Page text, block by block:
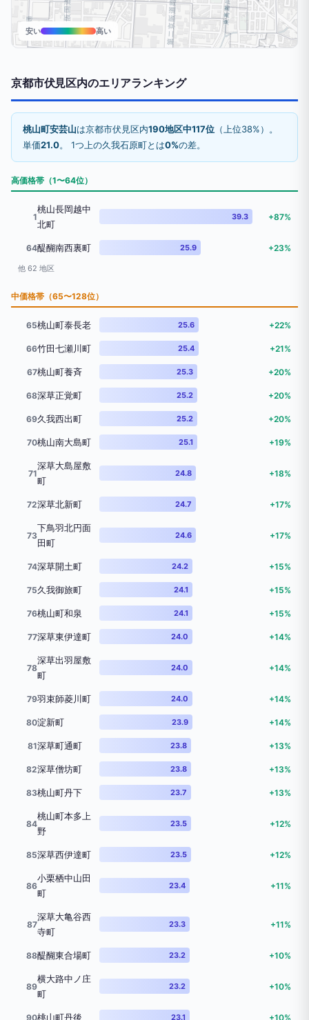
安い 高い
京都市伏見区内のエリアランキング
桃山町安芸山は京都市伏見区内190地区中117位 （上位38%）。
単価21.0。 1つ上の久我石原町とは0%の差。
高価格帯（1〜64位）
1
桃山長岡越中
北町
39.3 +87%
64醍醐南西裏町 25.9 +23%
他 62 地区
中価格帯（65〜128位）
65桃山町泰長老 25.6 +22%
66竹田七瀬川町 25.4 +21%
67桃山町養斉 25.3 +20%
68深草正覚町 25.2 +20%
69久我西出町 25.2 +20%
70桃山南大島町 25.1 +19%
71
深草大島屋敷
町
24.8 +18%
72深草北新町 24.7 +17%
73
下鳥羽北円面
田町
24.6 +17%
74深草開土町 24.2 +15%
75久我御旅町 24.1 +15%
76桃山町和泉 24.1 +15%
77深草東伊達町 24.0 +14%
78
深草出羽屋敷
町
24.0 +14%
79羽束師菱川町 24.0 +14%
80淀新町 23.9 +14%
81深草町通町 23.8 +13%
82深草僧坊町 23.8 +13%
83桃山町丹下 23.7 +13%
84
桃山町本多上
野
23.5 +12%
85深草西伊達町 23.5 +12%
86
小栗栖中山田
町
23.4 +11%
87
深草大亀谷西
寺町
23.3 +11%
88醍醐東合場町 23.2 +10%
89
横大路中ノ庄
町
23.2 +10%
90桃山町丹後 23.1 +10%